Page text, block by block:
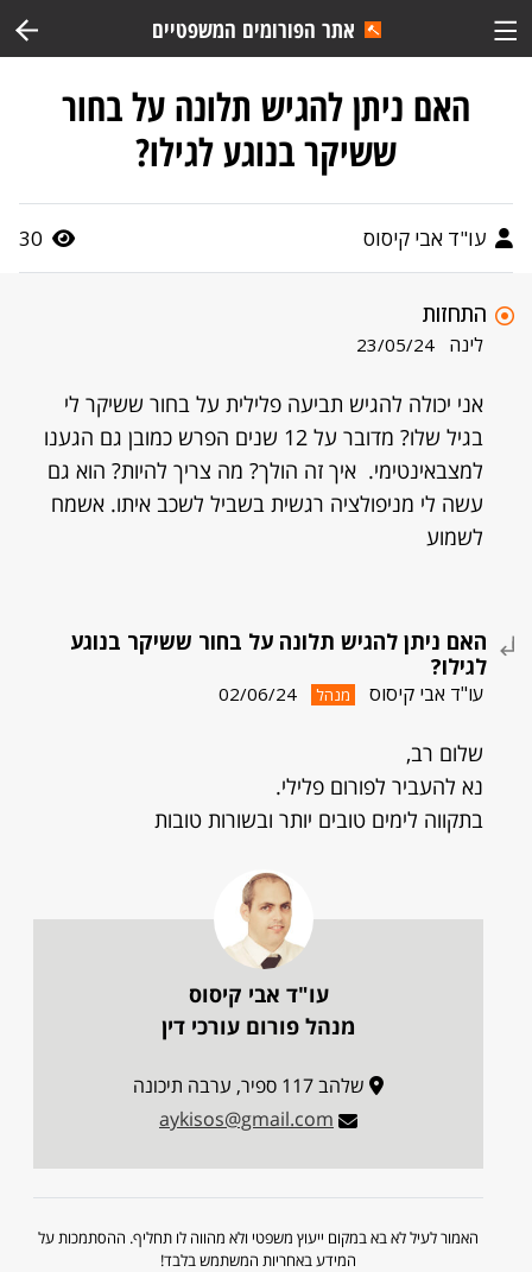
אתר הפורומים המשפטיים
האם ניתן להגיש תלונה על בחור
ששיקר בנוגע לגילו?
עו"ד אבי קיסוס 30
התחזות
לינה 23/05/24
אני יכולה להגיש תביעה פלילית על בחור ששיקר לי
בגיל שלו? מדובר על 12 שנים הפרש כמובן גם הגענו
למצבאינטימי. איך זה הולך? מה צריך להיות? הוא גם
עשה לי מניפולציה רגשית בשביל לשכב איתו. אשמח
לשמוע
האם ניתן להגיש תלונה על בחור ששיקר בנוגע
לגילו?
עו"ד אבי קיסוס מנהל 02/06/24
שלום רב,
נא להעביר לפורום פלילי.
בתקווה לימים טובים יותר ובשורות טובות
עו"ד אבי קיסוס
מנהל פורום עורכי דין
שלהב 117 ספיר, ערבה תיכונה
aykisos@gmail.com
האמור לעיל לא בא במקום ייעוץ משפטי ולא מהווה לו תחליף. ההסתמכות על
המידע באחריות המשתמש בלבד!